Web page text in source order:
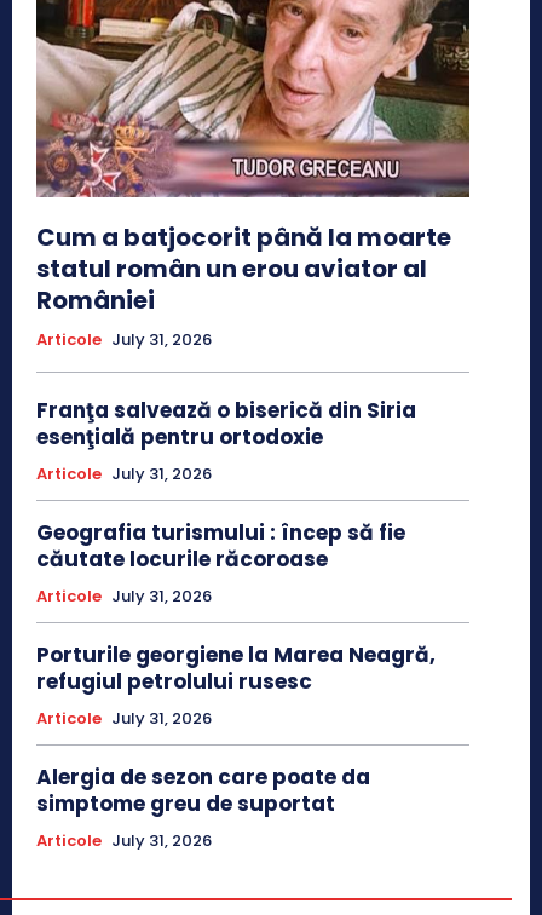
Cum a batjocorit până la moarte
statul român un erou aviator al
României
Articole July 31, 2026
Franţa salvează o biserică din Siria
esenţială pentru ortodoxie
Articole July 31, 2026
Geografia turismului : încep să fie
căutate locurile răcoroase
Articole July 31, 2026
Porturile georgiene la Marea Neagră,
refugiul petrolului rusesc
Articole July 31, 2026
Alergia de sezon care poate da
simptome greu de suportat
Articole July 31, 2026